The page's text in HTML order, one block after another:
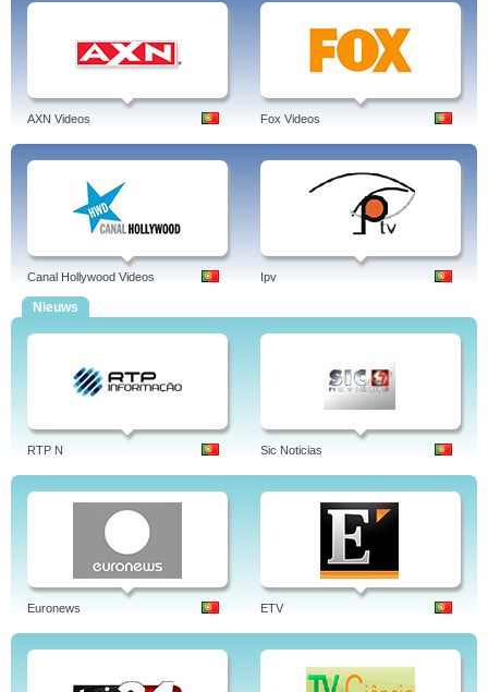
AXN Videos Fox Videos
Canal Hollywood Videos Ipv
Nieuws
RTP N Sic Noticias
Euronews ETV